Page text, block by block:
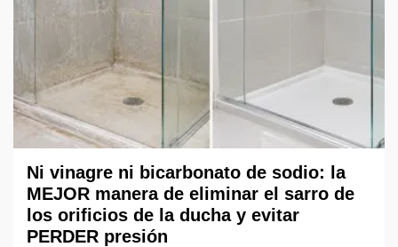
Ni vinagre ni bicarbonato de sodio: la
MEJOR manera de eliminar el sarro de
los orificios de la ducha y evitar
PERDER presión